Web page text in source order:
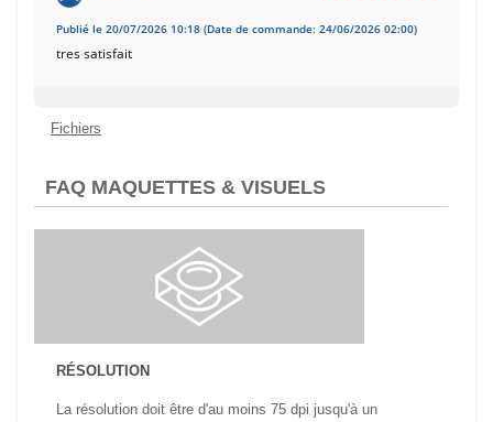
Publié le 20/07/2026 10:18 (Date de commande: 24/06/2026 02:00)
tres satisfait
Fichiers
FAQ MAQUETTES & VISUELS
RÉSOLUTION
La résolution doit être d'au moins 75 dpi jusqu'à un